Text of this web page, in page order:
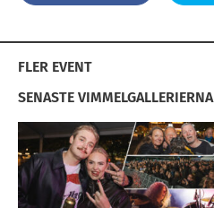
FLER EVENT
SENASTE VIMMELGALLERIERNA